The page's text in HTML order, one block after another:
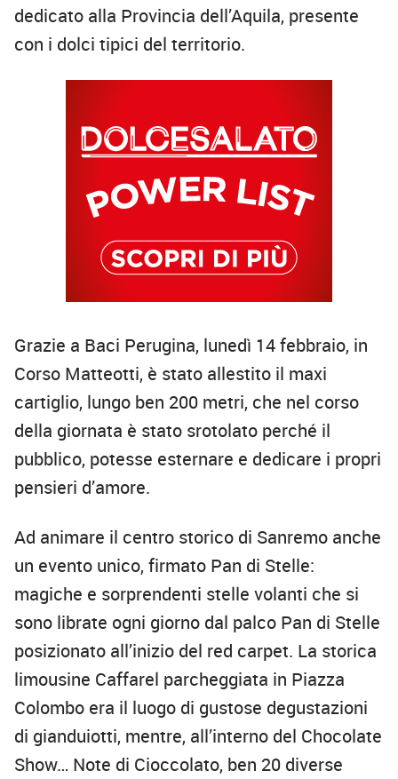
dedicato alla Provincia dell’Aquila, presente
con i dolci tipici del territorio.
Grazie a Baci Perugina, lunedì 14 febbraio, in
Corso Matteotti, è stato allestito il maxi
cartiglio, lungo ben 200 metri, che nel corso
della giornata è stato srotolato perché il
pubblico, potesse esternare e dedicare i propri
pensieri d’amore.
Ad animare il centro storico di Sanremo anche
un evento unico, firmato Pan di Stelle:
magiche e sorprendenti stelle volanti che si
sono librate ogni giorno dal palco Pan di Stelle
posizionato all’inizio del red carpet. La storica
limousine Caffarel parcheggiata in Piazza
Colombo era il luogo di gustose degustazioni
di gianduiotti, mentre, all’interno del Chocolate
Show… Note di Cioccolato, ben 20 diverse